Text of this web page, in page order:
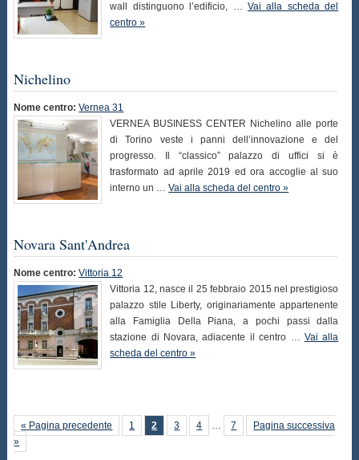
wall distinguono l’edificio, … Vai alla scheda del
centro »
Nichelino
Nome centro: Vernea 31
VERNEA BUSINESS CENTER Nichelino alle porte
di Torino veste i panni dell’innovazione e del
progresso. Il “classico” palazzo di uffici si è
trasformato ad aprile 2019 ed ora accoglie al suo
interno un …Vai alla scheda del centro »
Novara Sant'Andrea
Nome centro: Vittoria 12
Vittoria 12, nasce il 25 febbraio 2015 nel prestigioso
palazzo stile Liberty, originariamente appartenente
alla Famiglia Della Piana, a pochi passi dalla
stazione di Novara, adiacente il centro … Vai alla
scheda del centro »
« Pagina precedente 1 2 3 4 … 7
Pagina successiva
»